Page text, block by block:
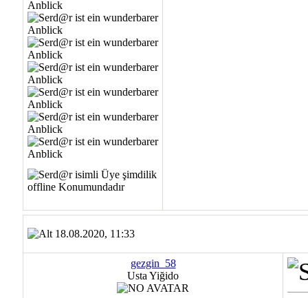
18.08.2020, 11:33
gezgin_58
Usta Yiğido